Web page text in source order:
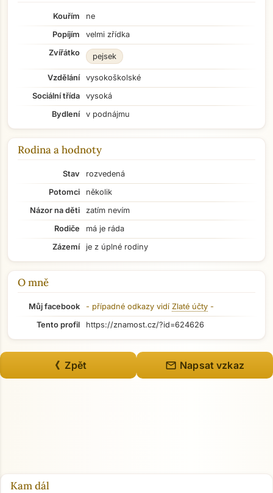
Přejít na hlavní obsah
Kouřím
ne
Popíjím
velmi zřídka
Zvířátko
pejsek
Vzdělání
vysokoškolské
Sociální třída
vysoká
Bydlení
v podnájmu
Rodina a hodnoty
Stav
rozvedená
Potomci
několik
Názor na děti
zatím nevím
Rodiče
má je ráda
Zázemí
je z úplné rodiny
O mně
Můj facebook - případné odkazy vidí Zlaté účty -
Tento profil
https://znamost.cz/?id=624626
《 Zpět mail Napsat vzkaz
Kam dál